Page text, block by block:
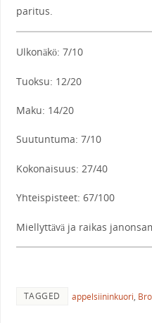
paritus.
Ulkonäkö: 7/10
Tuoksu: 12/20
Maku: 14/20
Suutuntuma: 7/10
Kokonaisuus: 27/40
Yhteispisteet: 67/100
Miellyttävä ja raikas
TAGGED appelsiininkuori,